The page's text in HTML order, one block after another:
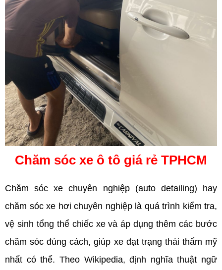
Chăm sóc xe ô tô giá rẻ TPHCM
Chăm sóc xe chuyên nghiệp (auto detailing) hay
chăm sóc xe hơi chuyên nghiệp là quá trình kiểm tra,
vệ sinh tổng thể chiếc xe và áp dụng thêm các bước
chăm sóc đúng cách, giúp xe đạt trạng thái thẩm mỹ
nhất có thể. Theo Wikipedia, định nghĩa thuật ngữ